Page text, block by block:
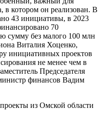
в котором он реализован. В
43 инициативы, в 2023
70
сумму без малого 100 млн
Виталия Хоценко,
инициативных проектов
не менее чем в
Председателя
финансов Вадим
из Омской области